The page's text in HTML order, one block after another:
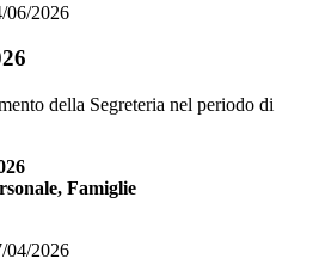
06/2026
della Segreteria nel periodo di
Famiglie
04/2026